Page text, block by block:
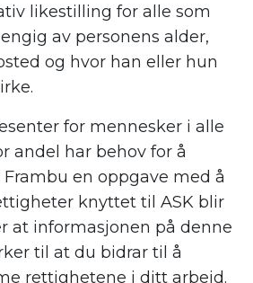
likestilling for alle som
av personens alder,
og hvor han eller hun
for mennesker i alle
andel har behov for å
Frambu en oppgave med å
knyttet til ASK blir
at informasjonen på denne
til at du bidrar til å
rettighetene i ditt arbeid.